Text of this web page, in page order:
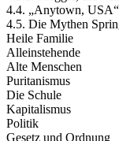
4.4. „Anytown, USA“
4.5. Die Mythen
Heile Familie
Alleinstehende
Alte Menschen
Puritanismus
Die Schule
Kapitalismus
Politik
Gesetz und Ordnung